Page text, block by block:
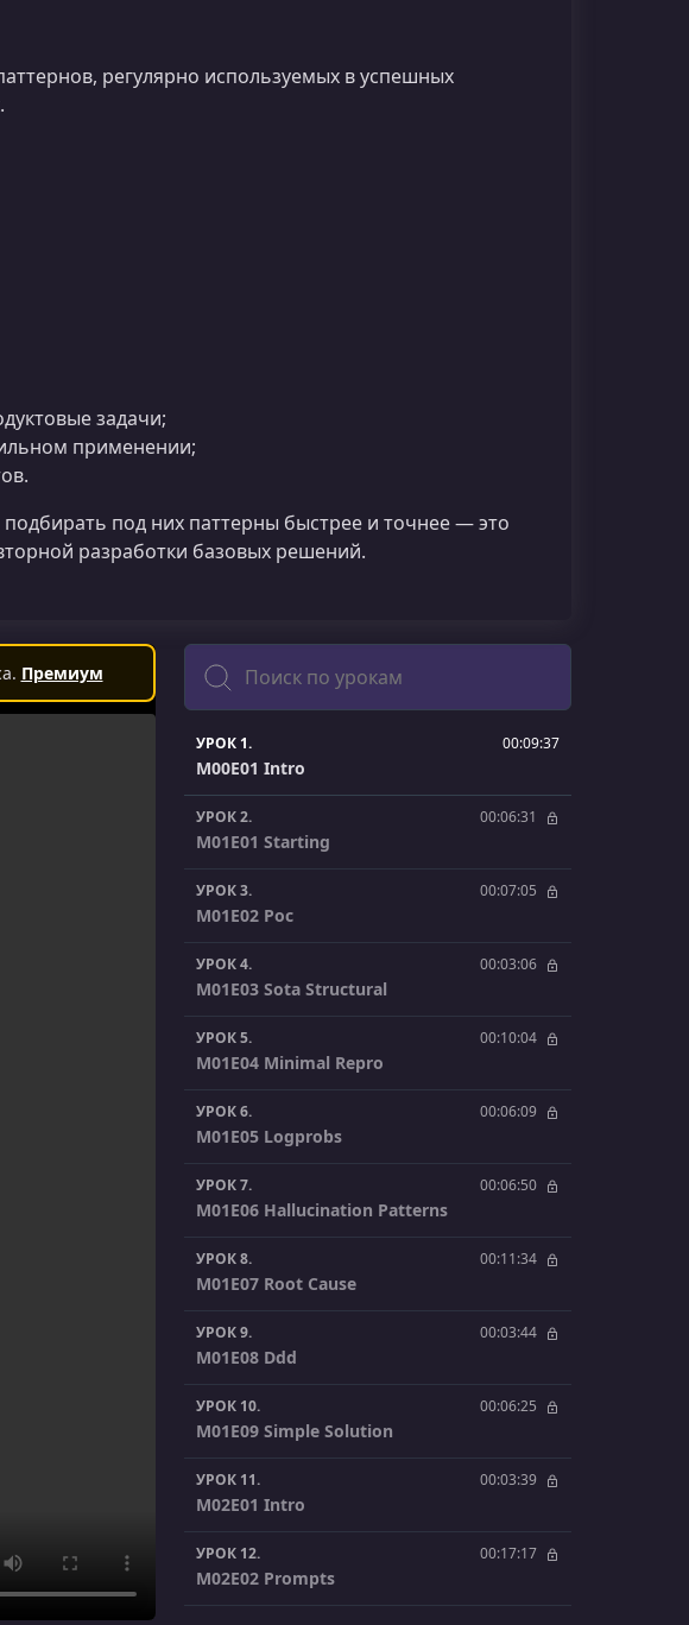
регулярно используемых в успешных
задачи;
применении;
под них паттерны быстрее и точнее — это
разработки базовых решений.
Премиум
Поиск
УРОК 1. 00:09:37
M00E01 Intro
УРОК 2. 00:06:31
M01E01 Starting
УРОК 3. 00:07:05
M01E02 Poc
УРОК 4. 00:03:06
M01E03 Sota Structural
УРОК 5. 00:10:04
M01E04 Minimal Repro
УРОК 6. 00:06:09
M01E05 Logprobs
УРОК 7. 00:06:50
M01E06 Hallucination Patterns
УРОК 8. 00:11:34
M01E07 Root Cause
УРОК 9. 00:03:44
M01E08 Ddd
УРОК 10. 00:06:25
M01E09 Simple Solution
УРОК 11. 00:03:39
M02E01 Intro
УРОК 12. 00:17:17
M02E02 Prompts